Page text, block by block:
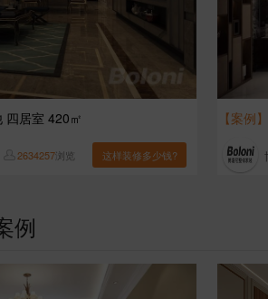
四居室 420㎡
2634257浏览 这样装修多少钱?
【案例】
例